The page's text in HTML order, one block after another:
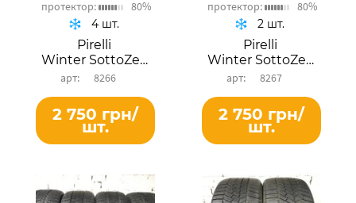
протектор: 80%
Pirelli
Winter SottoZero 3
8266
4 шт.
2 750 грн/
шт.
протектор: 80%
Pirelli
Winter SottoZero 3
8267
2 шт.
2 750 грн/
шт.